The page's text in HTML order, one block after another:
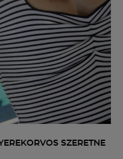
SZERETNE